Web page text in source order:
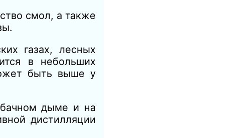
смол, а также
газах, лесных
в небольших
быть выше у
дыме и на
дистилляции